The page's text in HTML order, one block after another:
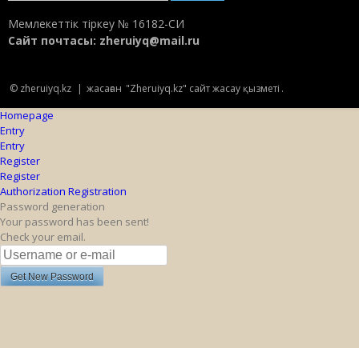
Мемлекеттік тіркеу № 16182-СИ
Сайт почтасы: zheruiyq@mail.ru
© zheruiyq.kz | жасаған "Zheruiyq.kz" сайт жасау қызметі .
Homepage
Entry
Entry
Register
Register
Authorization Registration
Password generation
Your password has been sent!
Check your email.